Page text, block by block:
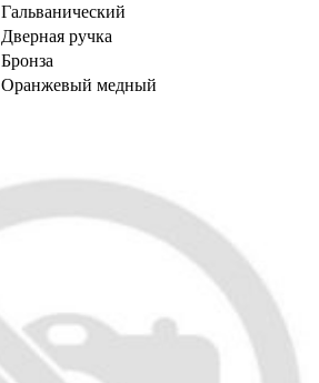
Гальванический
Дверная ручка
Бронза
Оранжевый медный